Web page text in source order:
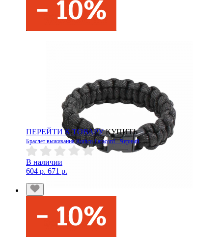
ПЕРЕЙТИ К ТОВАРУ КУПИТЬ
Браслет выживания Rothco Paracord - Черный
В наличии
604 р. 671 р.